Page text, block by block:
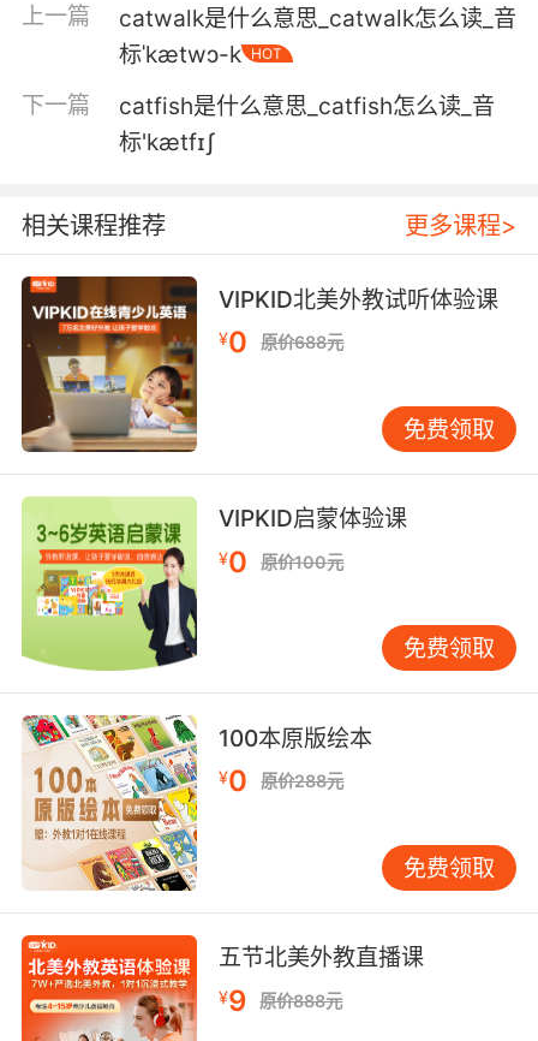
4. You would not have cattle in this heat.
在这种高温环境中 连牲口都不能养
5. We should talk about what attacked our
我们得谈谈是什么袭击了我们的牛
6. This is what they do with cattle on my
uncle's ranch.
在我叔叔的农场里就是这样对付牛的
7. They're led here like cattle for you to
他们在这就像待宰的羔羊一样
8. These are girls, and they're locked up in
there like cattle.
这些是活生生的女孩 她们就像牲畜一样被关在那
里面
9. May their cattle and women be taken.
让他们的牧群和女人为我们捕获
上一篇
catwalk是什么意思_catwalk怎么读_音
标ˈkætwɔ-k
HOT
下一篇
catfish是什么意思_catfish怎么读_音
标'kætfɪʃ
相关课程推荐 更多课程>
VIPKID北美外教试听体验课
¥0 原价688元
免费领取
VIPKID启蒙体验课
¥0 原价100元
免费领取
100本原版绘本
¥0 原价288元
免费领取
五节北美外教直播课
¥9 原价888元